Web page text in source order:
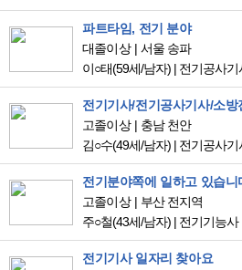
파트타임, 전기 분야
대졸이상
서울 송파
이○태(59세/남자) | 전기공사기
고졸이상
충남 천안
김○수(49세/남자) | 전기공사기
전기분야쪽에 일하고 있습니
고졸이상
부산 전지역
주○철(43세/남자) | 전기기능사
전기기사 일자리 찾아요